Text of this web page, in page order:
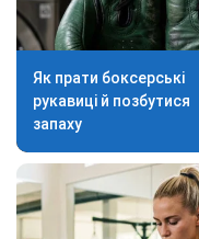
Як прати боксерські
рукавиці й позбутися
запаху